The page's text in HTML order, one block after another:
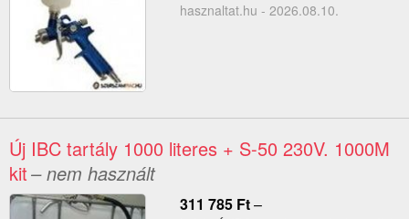
hasznaltat.hu - 2026.08.10.
Új IBC tartály 1000 literes + S-50 230V. 1000M
kit– nem használt
311 785 Ft–